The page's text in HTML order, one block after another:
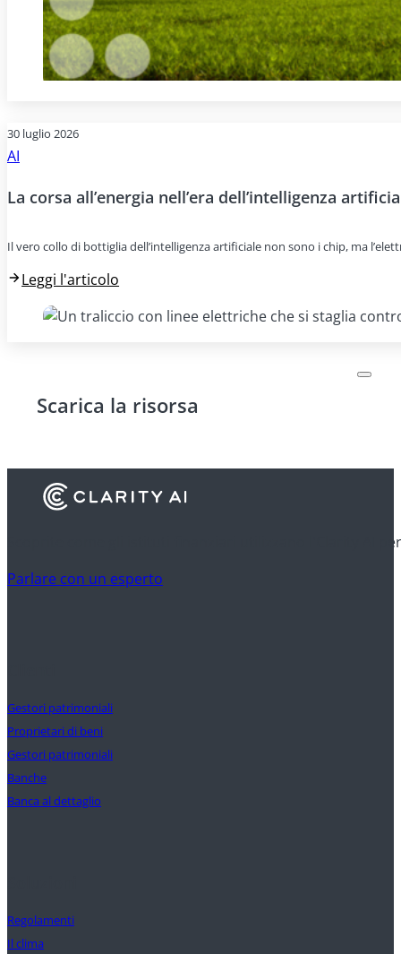
30 luglio 2026
AI
La corsa all’energia nell’era dell’intelligenza
Il vero collo di bottiglia dell’intelligenza artificiale non sono i chip, ma
Leggi l'articolo
Scarica la risorsa
Scoprite come gli istituti finanziari utilizzano l'Clarity AI
Parlare con un esperto
Gestori patrimoniali
Proprietari di beni
Gestori patrimoniali
Banche
Banca al dettaglio
Regolamenti
Il clima